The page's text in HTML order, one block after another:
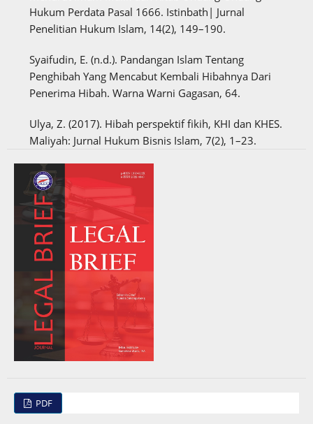
Hukum Perdata Pasal 1666. Istinbath| Jurnal
Penelitian Hukum Islam, 14(2), 149–190.
Syaifudin, E. (n.d.). Pandangan Islam Tentang
Penghibah Yang Mencabut Kembali Hibahnya Dari
Penerima Hibah. Warna Warni Gagasan, 64.
Ulya, Z. (2017). Hibah perspektif fikih, KHI dan KHES.
Maliyah: Jurnal Hukum Bisnis Islam, 7(2), 1–23.
PDF